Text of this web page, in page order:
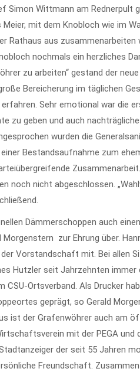
Simon Wittmann am Rednerpult
mit dem Knobloch wie im
Rathaus aus zusammenarbeiten
nochmals ein herzliches
zu arbeiten“ gestand der
Bereicherung im täglichen
Sehr emotional war die
zu geben und auch
wurden die
Bestandsaufnahme zum
noch nicht abgeschlossen.
Dämmerschoppen auch
zur Ehrung über.
Vorstandschaft mit. Bei allen
Hutzler seit Jahrzehnten
Ortsverband. Als Drucker
geprägt, so Gerald
ist der Grafenwöhrer auch am
mit der PEGA
der seit 55 Jahren
Freundschaft.